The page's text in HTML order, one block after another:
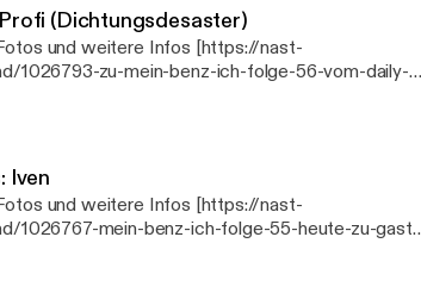
(Dichtungsdesaster)
1026793-zu-mein-benz-ich-folge-56-vom-daily-
Marcels Webseiten
Iven
1026767-mein-benz-ich-folge-55-heute-zu-gast-